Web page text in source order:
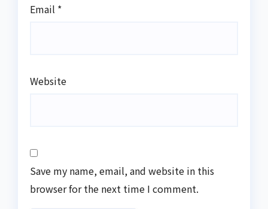
Email *
Website
Save my name, email, and website in this
browser for the next time I comment.